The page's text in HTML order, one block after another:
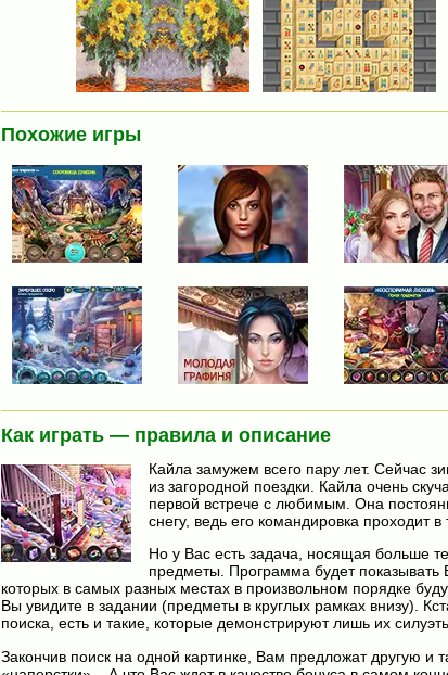
Похожие игры
Как играть — правила и описание
Кайла замужем всего пару лет. Сейчас
из загородной поездки. Кайла очень
первой встрече с любимым. Она
снегу, ведь его командировка проходит
Но у Вас есть задача, носящая больше
предметы. Программа будет
которых в самых разных местах в произвольном порядке
Вы увидите в задании (предметы в круглых рамках внизу).
поиска, есть и такие, которые демонстрируют лишь их
Закончив поиск на одной картинке, Вам предложат другую